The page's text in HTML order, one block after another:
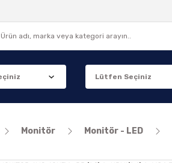
Monitör Monitör - LED